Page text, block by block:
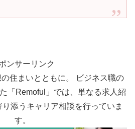
ンサーリンク
住まいとともに。 ビジネス職の
「Remoful」では、単なる求人紹
添うキャリア相談を行っていま
す。